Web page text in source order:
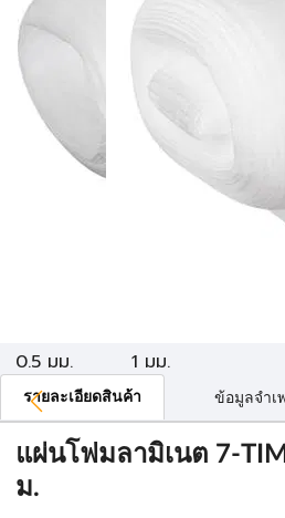
0.5 มม. 1 มม.
รายละเอียดสินค้า ข้อมูลจำเ
แผ่นโฟมลามิเนต 7-
ม.